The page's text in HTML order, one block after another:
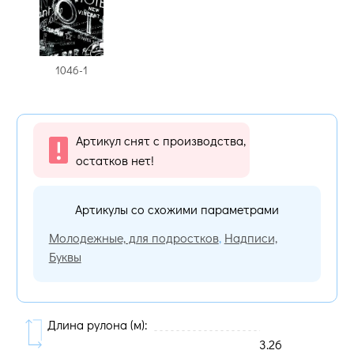
1046-1
Артикул снят с производства,
остатков нет!
Артикулы со схожими параметрами
Молодежные, для подростков, Надписи,
Буквы
Длина рулона (м):
3.26